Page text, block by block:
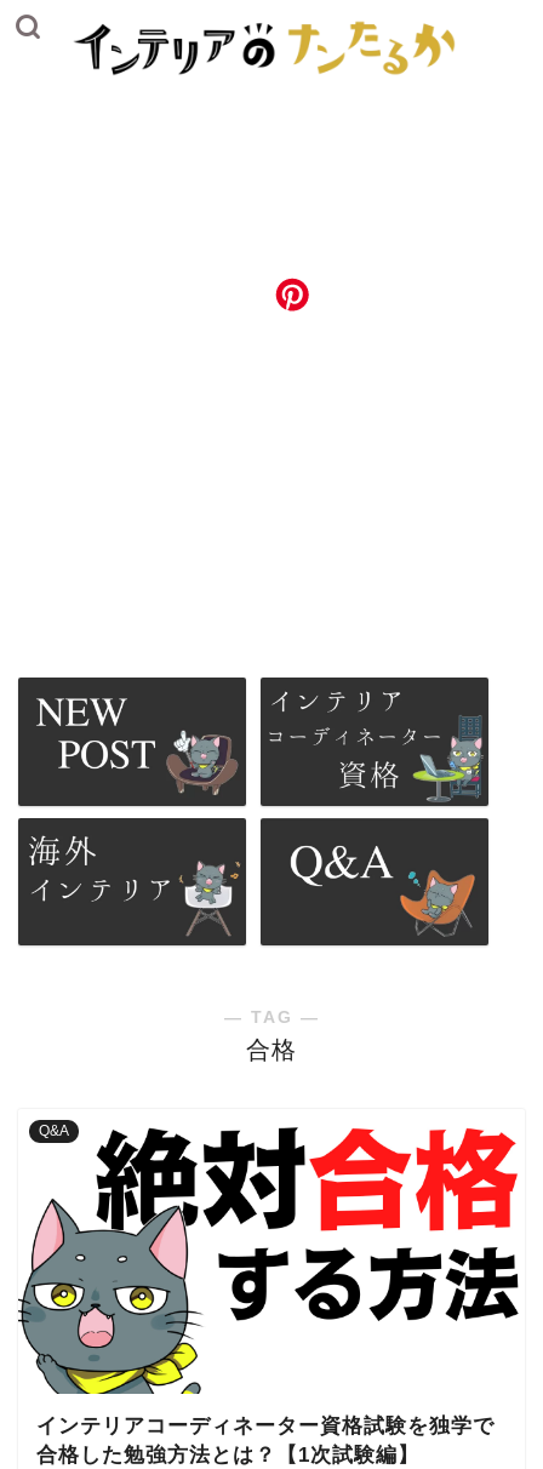
― TAG ―
合格
Q&A
インテリアコーディネーター資格試験を独学で
合格した勉強方法とは？【1次試験編】